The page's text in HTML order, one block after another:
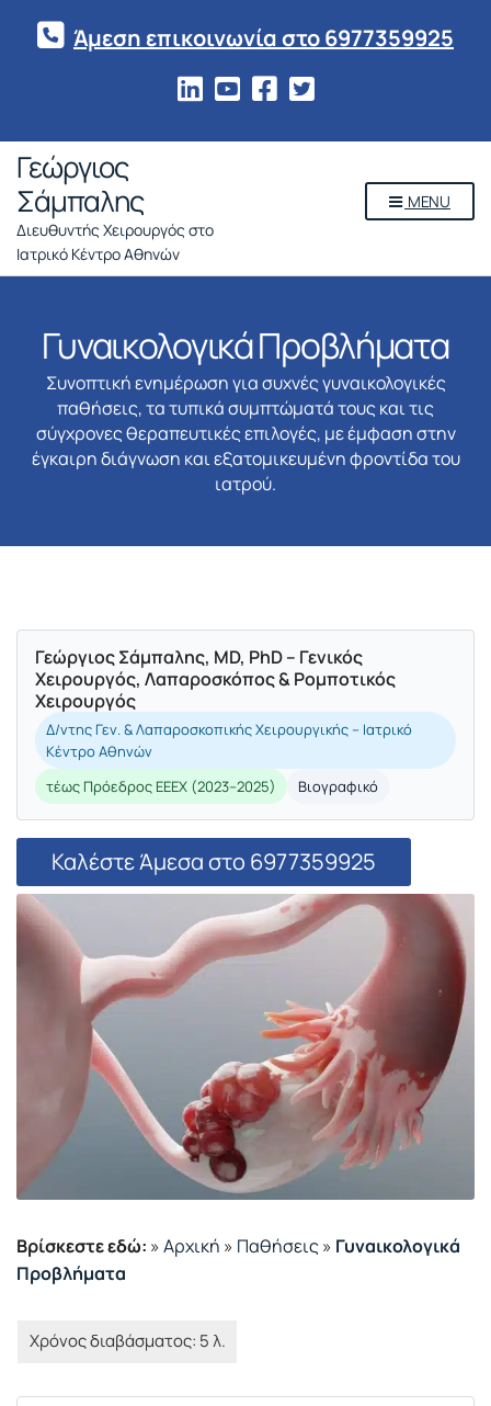
Άμεση επικοινωνία στο 6977359925
Γεώργιος
Σάμπαλης
Διευθυντής Χειρουργός στο
Ιατρικό Κέντρο Αθηνών
MENU
Γυναικολογικά Προβλήματα
Συνοπτική ενημέρωση για συχνές γυναικολογικές
παθήσεις, τα τυπικά συμπτώματά τους και τις
σύγχρονες θεραπευτικές επιλογές, με έμφαση στην
έγκαιρη διάγνωση και εξατομικευμένη φροντίδα του
ιατρού.
Γεώργιος Σάμπαλης, MD, PhD – Γενικός
Χειρουργός, Λαπαροσκόπος & Ρομποτικός
Χειρουργός
Δ/ντης Γεν. & Λαπαροσκοπικής Χειρουργικής – Ιατρικό
Κέντρο Αθηνών
τέως Πρόεδρος ΕΕΕΧ (2023–2025)
Βιογραφικό
Καλέστε Άμεσα στο 6977359925
Βρίσκεστε εδώ: » Αρχική » Παθήσεις» Γυναικολογικά
Προβλήματα